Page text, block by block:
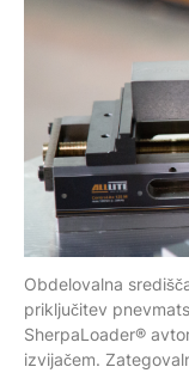
Obdelovalna
priključitev
SherpaLoader®
izvijačem.